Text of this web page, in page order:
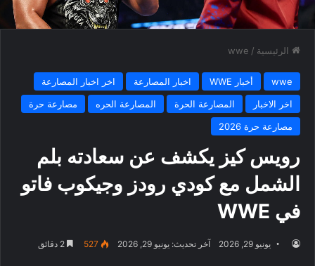
الرئيسية /
wwe
wwe أخبار WWE اخبار المصارعة
اخر اخبار المصارعة
اخر الاخبار
المصارعة الحرة المصارعة الحره
مصارعة حرة
مصارعة حرة 2026
رويس كيز يكشف عن سعادته بلم
الشمل مع كودي رودز وجيكوب فاتو
في WWE
يونيو 29, 2026 آخر تحديث: يونيو 29, 2026 527